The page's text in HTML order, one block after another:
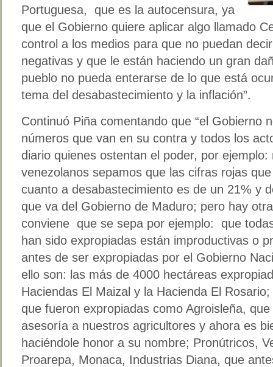
Portuguesa, que es la autocensura, ya
que el Gobierno quiere aplicar algo llamado
control a los medios para que no puedan
negativas y que le están haciendo un gran
pueblo no pueda enterarse de lo que está
tema del desabastecimiento y la inflación”.
Continuó Piña comentando que “el Gobierno
números que van en su contra y todos los
diario quienes ostentan el poder, por
venezolanos sepamos que las cifras rojas
cuanto a desabastecimiento es de un 21% y
que va del Gobierno de Maduro; pero hay
conviene que se sepa por ejemplo: que
han sido expropiadas están improductivas o
antes de ser expropiadas por el Gobierno
ello son: las más de 4000 hectáreas
Haciendas El Maizal y la Hacienda El
que fueron expropiadas como Agroisleña,
asesoría a nuestros agricultores y ahora es
haciéndole honor a su nombre; Pronútricos,
Proarepa, Monaca, Industrias Diana, que